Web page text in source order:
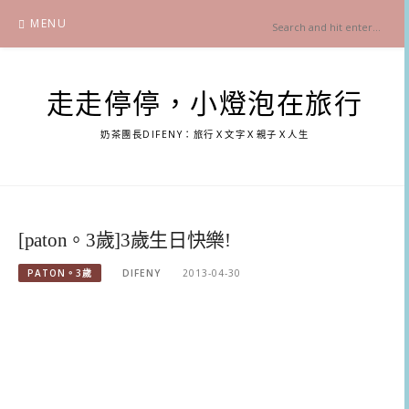
content
MENU
走走停停，小燈泡在旅行
奶茶團長DIFENY：旅行Ｘ文字Ｘ親子Ｘ人生
[paton。3歲]3歲生日快樂!
PATON。3歲 DIFENY 2013-04-30